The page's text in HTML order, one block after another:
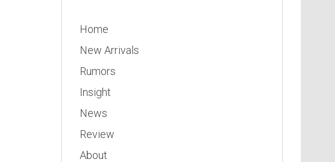
Home
New Arrivals
Rumors
Insight
News
Review
About